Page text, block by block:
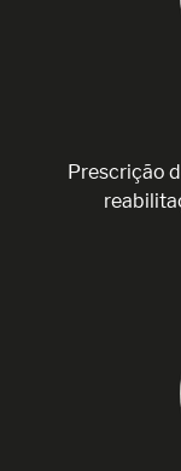
Prescrição